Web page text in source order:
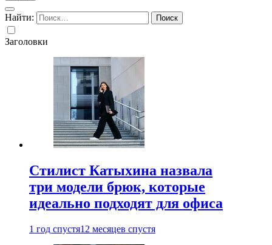
Найти:
Заголовки
Стилист Катыхина назвала
три модели брюк, которые
идеально подходят для офиса
1 год спустя12 месяцев спустя